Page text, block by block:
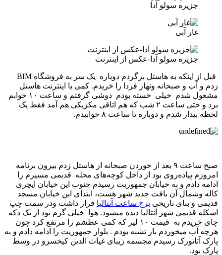
جزیره سولو آدا
غار آبی
جزیره سولو آدا-عکس از اینترنت
قبل از اینکه به هاستل برگردم دوباره یک سر به فروشگاه BIM
زدم و آب و صبحانه ونهار فردا را خریدم. کمی با اینترنت هاستل
مشغول شدم خیلی خسته بودم دوشی گرفتم و ساعت ۱۰ خوابم
برد و حتی ساعت ۲ شب که هم اتاقی مکزیکی هم آمد فقط یک
لحظه بیدار شدم و دوباره تا ساعت ۸ خوابیدم.
صبح ساعت ۹ بعد از خوردن صبحانه از هاستل زدم بیرون برنامه
امروزم پیاده‌روی بود از داخل کوچه‌های محله قدیمی مسیرم را
ادامه دادم و به خیابان جمهوریت رسیدم جنوب این خیابان ایچری
کاله وشمال آن بافت جدید شهر هست، ابتدای این خیابان مسجد
قدیمی و بنای تاریخی برج ساعت آنتالیا قرار داشت ودر سمت چپ
اسکله قدیمی شهر آنتالیا دیده میشود. هوا خیلی گرم بود از یک دکه
چای خریدم به قیمت ۱۰ لیر که کمی عطشم را مرتفع کرد چون
هرچه آب میخوردم باز تشنه بودم . بلوار جمهوریت را ادامه دادم و به
پارک آتاتورک رسیدم مجسمه زیبای غیاث الدین کیخسرو در وسط
پارک بود.